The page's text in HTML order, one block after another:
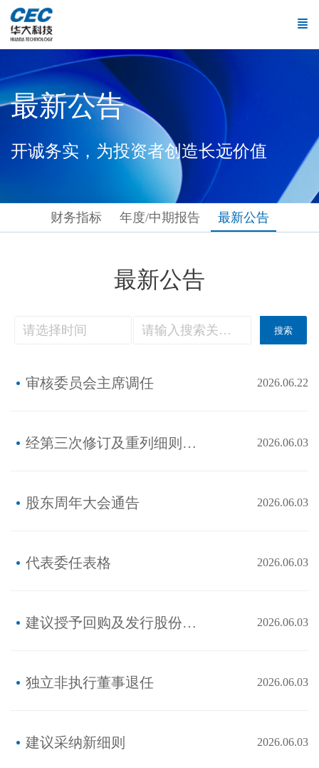
最新公告
开诚务实，为投资者创造长远价值
财务指标 年度/中期报告 最新公告
最新公告
搜索
审核委员会主席调任 2026.06.22
经第三次修订及重列细则（显示对细则的建议修订） 2026.06.03
股东周年大会通告 2026.06.03
代表委任表格 2026.06.03
建议授予回购及发行股份之一般授权;建议重选董事;建议采纳新细则;及股东周年大会通告 2026.06.03
独立非执行董事退任 2026.06.03
建议采纳新细则 2026.06.03